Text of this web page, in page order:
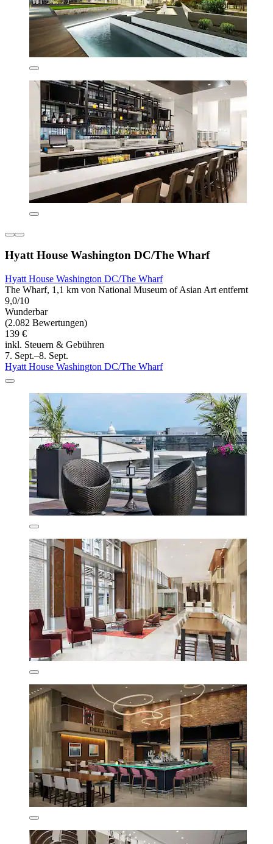
Hyatt House Washington DC/The Wharf
Hyatt House Washington DC/The Wharf
The Wharf, 1,1 km von National Museum of Asian Art entfernt
9,0/10
Wunderbar
(2.082 Bewertungen)
139 €
inkl. Steuern & Gebühren
7. Sept.–8. Sept.
Hyatt House Washington DC/The Wharf